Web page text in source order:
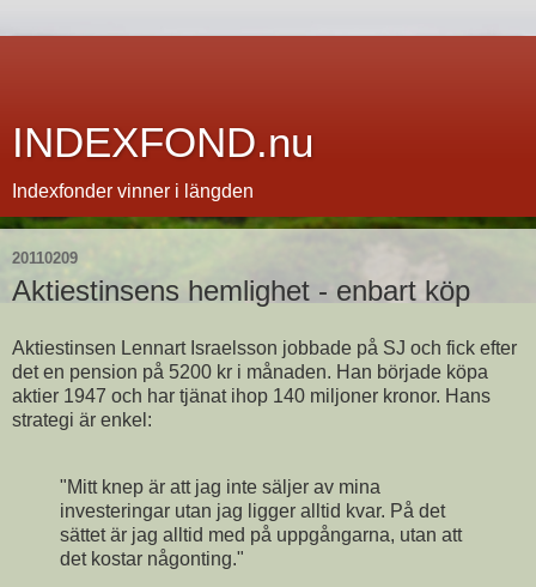
INDEXFOND.nu
Indexfonder vinner i längden
20110209
Aktiestinsens hemlighet - enbart köp
Aktiestinsen Lennart Israelsson jobbade på SJ och fick efter
det en pension på 5200 kr i månaden. Han började köpa
aktier 1947 och har tjänat ihop 140 miljoner kronor. Hans
strategi är enkel:
"Mitt knep är att jag inte säljer av mina
investeringar utan jag ligger alltid kvar. På det
sättet är jag alltid med på uppgångarna, utan att
det kostar någonting."